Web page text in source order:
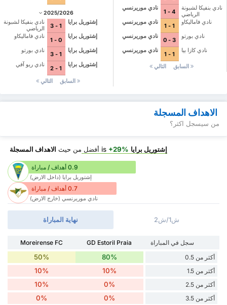
2025/2026
نادي بنفيكا لشبونة
الرياضي
1 - 3
إشتوريل برايا
نادي فاماليكاو
0 - 1
إشتوريل برايا
نادي بورتو
1 - 3
إشتوريل برايا
نادي ريو آفي
1 - 2
إشتوريل برايا
السابق التالي
نادي موريرنسي
4 - 1
نادي بنفيكا لشبونة
الرياضي
نادي موريرنسي
1 - 1
نادي فاماليكاو
نادي موريرنسي
3 - 0
نادي بورتو
نادي موريرنسي
1 - 1
نادي كازا بيا
السابق التالي
الاهداف المسجلة
من سيسجل اكثر؟
إشتوريل برايا +29% أفضل من حيث الاهداف المسجلة
0.9 أهداف / مباراة
إشتوريل برايا (داخل الارض)
0.7 أهداف / مباراة
نادي موريرنسي (خارج الارض)
نهاية المباراة ش1/ش2
سجل في المباراة GD Estoril Praia
Moreirense FC
أكثر من 0.5
80%
50%
أكثر من 1.5 10%
10%
أكثر من 2.5 0%
10%
أكثر من 3.5 0%
0%